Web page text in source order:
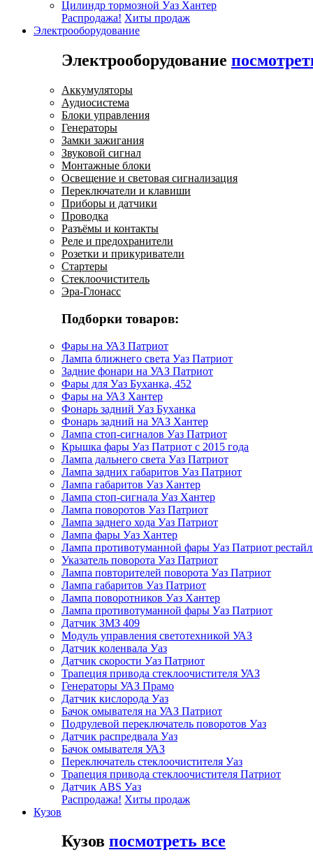
Цилиндр тормозной Уаз Хантер
Распродажа! Хиты продаж
Электрооборудование
Электрооборудование
Аккумуляторы
Аудиосистема
Блоки управления
Генераторы
Замки зажигания
Звуковой сигнал
Монтажные блоки
Освещение и световая сигнализация
Переключатели и клавиши
Приборы и датчики
Проводка
Разъёмы и контакты
Реле и предохранители
Розетки и прикуриватели
Стартеры
Стеклоочиститель
Эра-Глонасс
Подборки товаров:
Фары на УАЗ Патриот
Лампа ближнего света Уаз Патриот
Задние фонари на УАЗ Патриот
Фары для Уаз Буханка, 452
Фары на УАЗ Хантер
Фонарь задний Уаз Буханка
Фонарь задний на УАЗ Хантер
Лампа стоп-сигналов Уаз Патриот
Крышка фары Уаз Патриот с 2015 года
Лампа дальнего света Уаз Патриот
Лампа задних габаритов Уаз Патриот
Лампа габаритов Уаз Хантер
Лампа стоп-сигнала Уаз Хантер
Лампа поворотов Уаз Патриот
Лампа заднего хода Уаз Патриот
Лампа фары Уаз Хантер
Лампа противотуманной фары Уаз Патриот
Указатель поворота Уаз Патриот
Лампа повторителей поворота Уаз Патриот
Лампа габаритов Уаз Патриот
Лампа поворотников Уаз Хантер
Лампа противотуманной фары Уаз Патриот
Датчик ЗМЗ 409
Модуль управления светотехникой УАЗ
Датчик коленвала Уаз
Датчик скорости Уаз Патриот
Трапеция привода стеклоочистителя УАЗ
Генераторы УАЗ Прамо
Датчик кислорода Уаз
Бачок омывателя на УАЗ Патриот
Подрулевой переключатель поворотов Уаз
Датчик распредвала Уаз
Бачок омывателя УАЗ
Переключатель стеклоочистителя Уаз
Трапеция привода стеклоочистителя Патриот
Датчик ABS Уаз
Распродажа! Хиты продаж
Кузов
Кузов посмотреть все